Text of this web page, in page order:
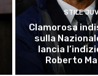
STILE
Clamorosa
sulla
lancia
Roberto